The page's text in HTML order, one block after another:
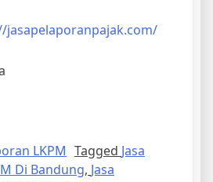
jasapelaporanpajak.com/
LKPM Tagged Jasa
Di Bandung, Jasa